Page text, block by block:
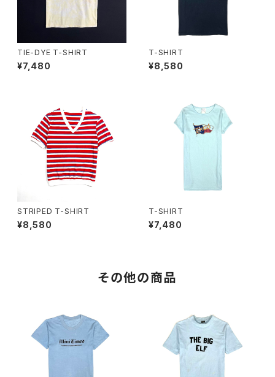
TIE-DYE T-SHIRT
¥7,480
T-SHIRT
¥8,580
STRIPED T-SHIRT
¥8,580
T-SHIRT
¥7,480
その他の商品